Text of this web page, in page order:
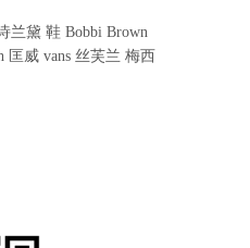
兰黛 鞋 Bobbi Brown
匡威 vans 丝芙兰 梅西